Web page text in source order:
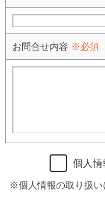
お問合せ内容 ※必須
個人情
※個人情報の取り扱い